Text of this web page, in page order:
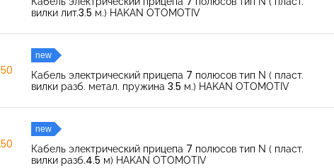
вилки лит.3.5 м.) HAKAN OTOMOTIV
new
Кабель электрический прицепа 7 полюсов тип N ( пласт.
вилки разб. метал. пружина 3.5 м.) HAKAN OTOMOTIV
new
Кабель электрический прицепа 7 полюсов тип N ( пласт.
вилки разб.4.5 м) HAKAN OTOMOTIV